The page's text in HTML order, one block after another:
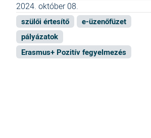
2024. október 08.
szülői értesítő
e-üzenőfüzet
pályázatok
Erasmus+ Pozitív fegyelmezés